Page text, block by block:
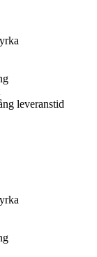
leveranstid